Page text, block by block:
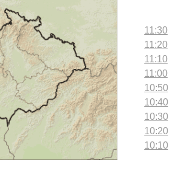
11:30
11:20
11:10
11:00
10:50
10:40
10:30
10:20
10:10